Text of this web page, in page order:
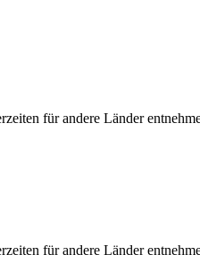
für andere Länder
für andere Länder